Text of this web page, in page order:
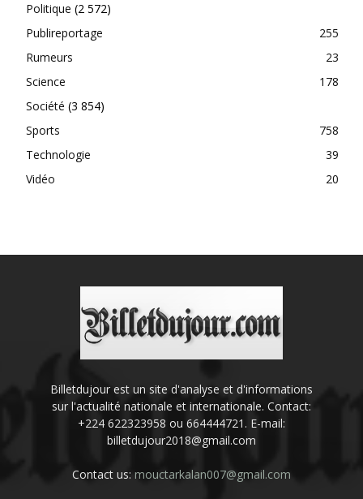
Politique (2 572)
Publireportage
255
Rumeurs
23
Science
178
Société (3 854)
Sports
758
Technologie
39
Vidéo
20
Billetdujour est un site d'analyse et d'informations
sur l'actualité nationale et internationale. Contact:
+224 622323958 ou 664444721. E-mail:
billetdujour2018@gmail.com
Contact us: mouctarkalan007@gmail.com